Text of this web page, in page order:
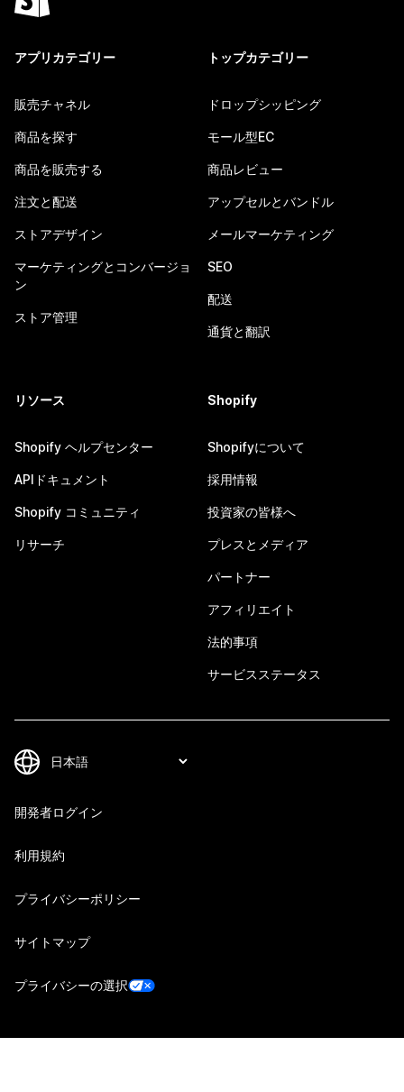
アプリカテゴリー
販売チャネル
商品を探す
商品を販売する
注文と配送
ストアデザイン
マーケティングとコンバージョ
ン
ストア管理
トップカテゴリー
ドロップシッピング
モール型EC
商品レビュー
アップセルとバンドル
メールマーケティング
SEO
配送
通貨と翻訳
リソース
Shopify ヘルプセンター
APIドキュメント
Shopify コミュニティ
リサーチ
Shopify
Shopifyについて
採用情報
投資家の皆様へ
プレスとメディア
パートナー
アフィリエイト
法的事項
サービスステータス
開発者ログイン
利用規約
プライバシーポリシー
サイトマップ
プライバシーの選択